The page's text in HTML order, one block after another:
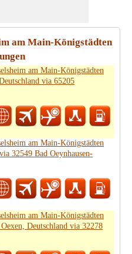
am Main-Königstädten
am Main-Königstädten
via 65205
am Main-Königstädten
32549 Bad Oeynhausen-
am Main-Königstädten
Deutschland via 32278